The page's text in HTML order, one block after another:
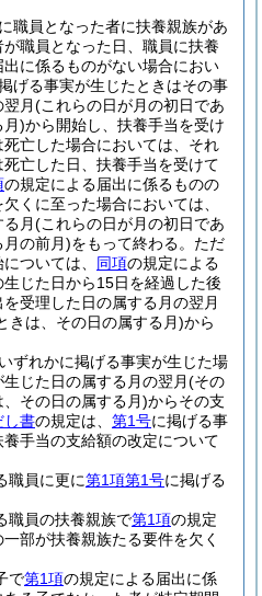
職員となった者に扶養親族があ
職員となった日、職員に扶養
に係るものがない場合におい
げる事実が生じたときはその事
月(これらの日が月の初日であ
月)から開始し、扶養手当を受け
亡した場合においては、それ
亡した日、扶養手当を受けて
の規定による届出に係るものの
くに至った場合においては、
月(これらの日が月の初日であ
月の前月)をもって終わる。 ただ
ついては、 同項の規定による
じた日から15日を経過した後
受理した日の属する月の翌月
きは、その日の属する月)から
ずれかに掲げる事実が生じた場
じた日の属する月の翌月(その
その日の属する月)からその支
し書の規定は、 第1号に掲げる事
手当の支給額の改定について
職員に更に第1項第1号に掲げる
職員の扶養親族で第1項の規定
部が扶養親族たる要件を欠く
で第1項の規定による届出に係